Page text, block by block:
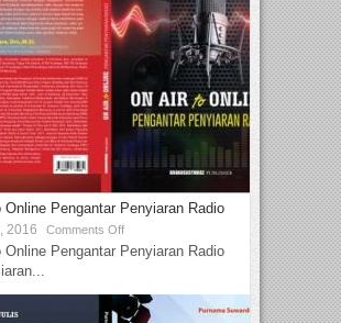
Online Pengantar Penyiaran Radio
2016 Comments Off
Online Pengantar Penyiaran Radio